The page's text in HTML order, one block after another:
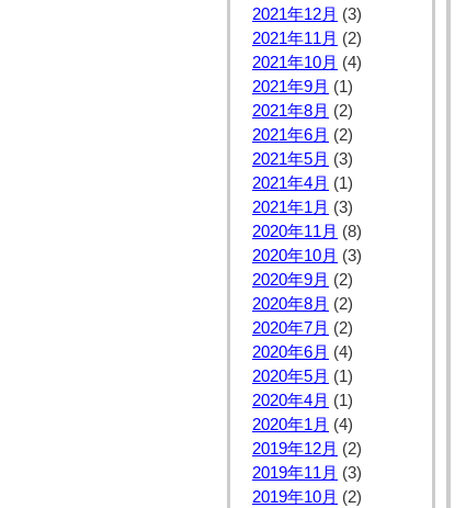
2021年12月 (3)
2021年11月 (2)
2021年10月 (4)
2021年9月 (1)
2021年8月 (2)
2021年6月 (2)
2021年5月 (3)
2021年4月 (1)
2021年1月 (3)
2020年11月 (8)
2020年10月 (3)
2020年9月 (2)
2020年8月 (2)
2020年7月 (2)
2020年6月 (4)
2020年5月 (1)
2020年4月 (1)
2020年1月 (4)
2019年12月 (2)
2019年11月 (3)
2019年10月 (2)